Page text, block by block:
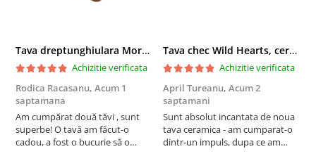
Recipiente depozitare
Vaze
Accesorii decorative
Accesorii masa
Baie
Colectia Basket of Blue
Colectii Artistice
Colectiile Country
Colectia Sweet Dreams
Colectia Leaf Bed
Colectia Autumn Garden
Tava dreptunghiulara Morning Sunrise, ceramica smaltuita, pictata manual, 27,0 X 32, 5 cm
Achizitie verificata
Rodica Racasanu, Acum 1
saptamana
Am cumpărat două tăvi , sunt
superbe! O tavă am făcut-o
cadou, a fost o bucurie să o
Tava chec Wild Hearts, ceramica smaltuita, pictata manual, 31,0 X 12,0 cm
Achizitie verificata
April Tureanu, Acum 2
saptamani
Sunt absolut incantata de noua
tava ceramica - am cumparat-o
dintr-un impuls, dupa ce am